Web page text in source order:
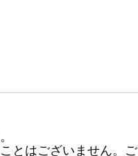
とはございません。ご